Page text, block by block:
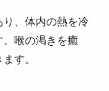
、体内の熱を冷
。喉の渇きを癒
す。